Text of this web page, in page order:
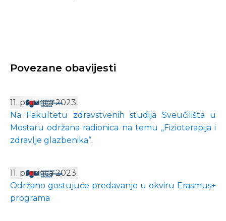
Povezane obavijesti
11. prosinca 2023.
Na Fakultetu zdravstvenih studija Sveučilišta u
Mostaru održana radionica na temu „Fizioterapija i
zdravlje glazbenika“.
11. prosinca 2023.
Održano gostujuće predavanje u okviru Erasmus+
programa